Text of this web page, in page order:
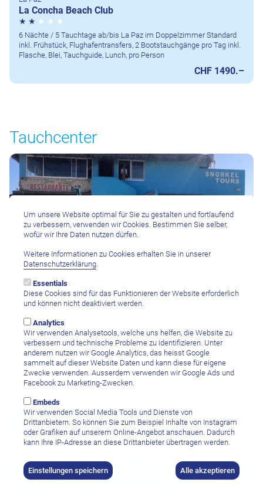
La Concha Beach Club
6 Nächte / 5 Tauchtage ab/bis La Paz im Doppelzimmer Standard
inkl. Frühstück, Flughafentransfers, 2 Bootstauchgänge pro Tag inkl.
Flasche, Blei, Tauchguide, Lunch, pro Person
CHF 1490.–
Tauchcenter
Cabo Pulmo Divecenter
Tauchpaket 5 Tage - 10 Bootstauchgänge inkl. Flasche und Blei
CHF 682.–
Um unsere Website optimal für Sie zu gestalten und fortlaufend
zu verbessern, verwenden wir Cookies. Bestimmen Sie selber,
wofür wir Ihre Daten nutzen dürfen.
Weitere Informationen zu Cookies erhalten Sie in unserer
Datenschutzerklärung
Essentials
Diese Cookies sind für das Funktionieren der Website erforderlich
und können nicht deaktiviert werden.
Analytics
Wir verwenden Analysetools, welche uns helfen, die Website zu
verbessern und technische Probleme zu identifizieren. Unter
anderem nutzen wir Google Analytics, das heisst Google
sammelt auf dieser Website Daten und kann diese für eigene
Zwecke verwenden. Ausserdem verwenden wir Google Ads und
Facebook zu Marketing-Zwecken.
Embeds
Wir verwenden Social Media Tools und Dienste von
Drittanbietern. So können Sie zum Beispiel Inhalte von Instagram
oder Grafiken auf unserem Online-Angebot anschauen. Dadurch
kann Ihre IP-Adresse an diese Drittanbieter übertragen werden.
Einstellungen speichern Alle akzeptieren